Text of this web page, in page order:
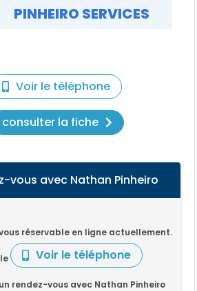
PINHEIRO SERVICES
Voir le téléphone
consulter la fiche
vous avec Nathan Pinheiro
réservable en ligne actuellement.
Voir le téléphone
rendez-vous avec Nathan Pinheiro